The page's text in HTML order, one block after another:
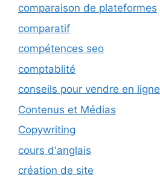
comparaison de plateformes
comparatif
compétences seo
comptablité
conseils pour vendre en ligne
Contenus et Médias
Copywriting
cours d'anglais
création de site